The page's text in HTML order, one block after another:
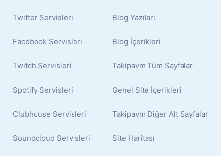
Twitter Servisleri
Facebook Servisleri
Twitch Servisleri
Spotify Servisleri
Clubhouse Servisleri
Soundcloud Servisleri
Blog Yazıları
Blog İçerikleri
Takipavm Tüm Sayfalar
Genel Site İçerikleri
Takipavm Diğer Alt Sayfalar
Site Haritası